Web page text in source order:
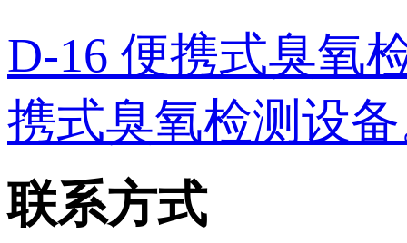
D-16 便携式臭氧
携式臭氧检测设
联系方式